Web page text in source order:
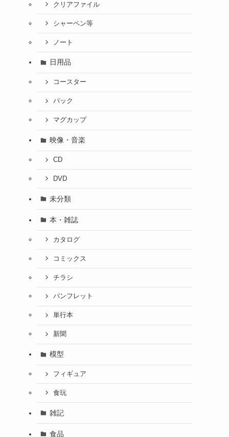
クリアファイル
シャーペン等
ノート
日用品
コースター
バック
マグカップ
映像・音楽
CD
DVD
未分類
本・雑誌
カタログ
コミックス
チラシ
パンフレット
単行本
新聞
模型
フィギュア
食玩
雑記
食品